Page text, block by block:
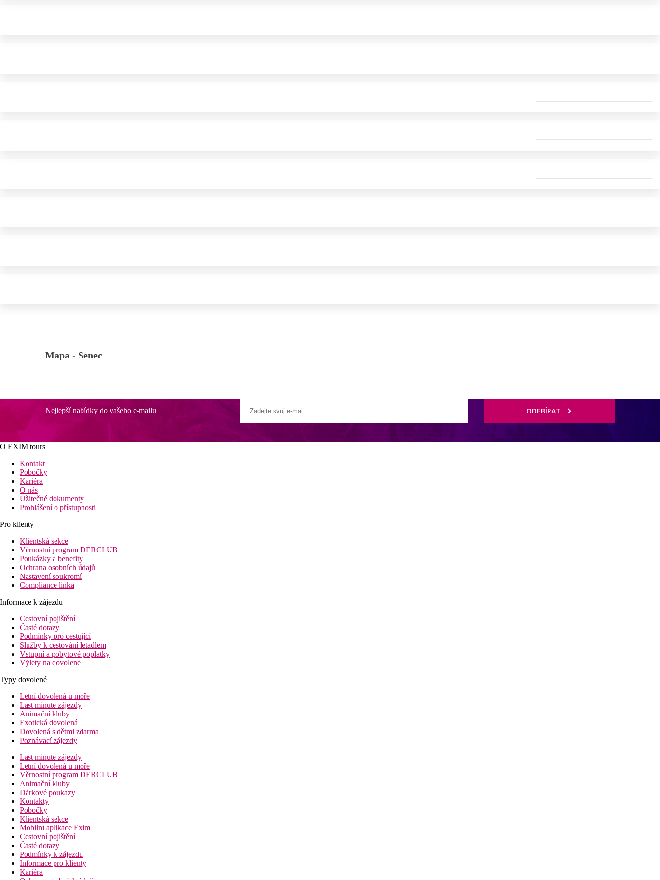
Mapa - Senec
Nejlepší nabídky do vašeho e-mailu ODEBÍRAT
O EXIM tours
Kontakt
Pobočky
Kariéra
O nás
Užitečné dokumenty
Prohlášení o přístupnosti
Pro klienty
Klientská sekce
Věrnostní program DERCLUB
Poukázky a benefity
Ochrana osobních údajů
Nastavení soukromí
Compliance linka
Informace k zájezdu
Cestovní pojištění
Časté dotazy
Podmínky pro cestující
Služby k cestování letadlem
Vstupní a pobytové poplatky
Výlety na dovolené
Typy dovolené
Letní dovolená u moře
Last minute zájezdy
Animační kluby
Exotická dovolená
Dovolená s dětmi zdarma
Poznávací zájezdy
Last minute zájezdy
Letní dovolená u moře
Věrnostní program DERCLUB
Animační kluby
Dárkové poukazy
Kontakty
Pobočky
Klientská sekce
Mobilní aplikace Exim
Cestovní pojištění
Časté dotazy
Podmínky k zájezdu
Informace pro klienty
Kariéra